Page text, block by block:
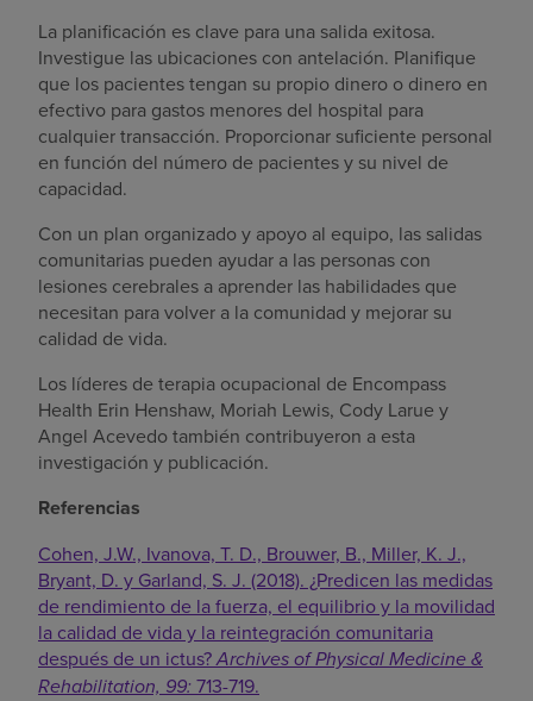
La planificación es clave para una salida exitosa.
Investigue las ubicaciones con antelación. Planifique
que los pacientes tengan su propio dinero o dinero en
efectivo para gastos menores del hospital para
cualquier transacción. Proporcionar suficiente personal
en función del número de pacientes y su nivel de
capacidad.
Con un plan organizado y apoyo al equipo, las salidas
comunitarias pueden ayudar a las personas con
lesiones cerebrales a aprender las habilidades que
necesitan para volver a la comunidad y mejorar su
calidad de vida.
Los líderes de terapia ocupacional de Encompass
Health Erin Henshaw, Moriah Lewis, Cody Larue y
Angel Acevedo también contribuyeron a esta
investigación y publicación.
Referencias
Cohen, J.W., Ivanova, T. D., Brouwer, B., Miller, K. J.,
Bryant, D. y Garland, S. J. (2018). ¿Predicen las medidas
de rendimiento de la fuerza, el equilibrio y la movilidad
la calidad de vida y la reintegración comunitaria
después de un ictus?Archives of Physical Medicine &
Rehabilitation, 99:713-719.